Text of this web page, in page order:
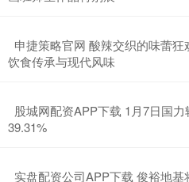
申捷策略官网 酸辣交织的味蕾
饮食传承与现代风味
股城网配资APP下载 1月7日国
39.31%
实盘配资公司APP下载 俊裕地